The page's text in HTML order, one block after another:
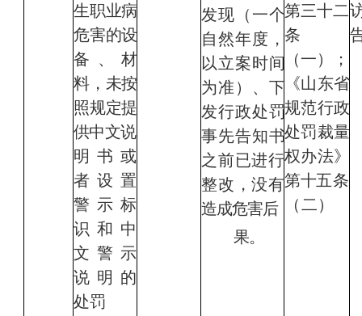
生职业病
危害的设
备、 材
料，未按
照规定提
供中文说
明书或
者设置
警示标
识和中
文警示
说明的
处罚
发现（一个
自然年度，
以立案时间
为准）、下
发行政处罚
事先告知书
之前已进行
整改，没有
造成危害后
果。
第三十二
条
（一）；
《山东省
规范行政
处罚裁量
权办法》
第十五条
（二）